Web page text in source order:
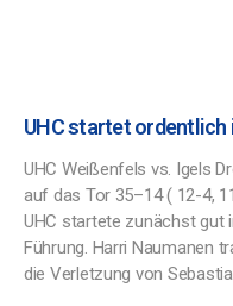
UHC startet ordentlich
UHC Weißenfels vs. Igels
auf das Tor 35–14 ( 12-4,
UHC startete zunächst gut
Führung. Harri Naumanen
die Verletzung von